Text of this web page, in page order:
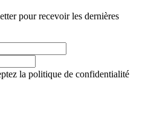
pour recevoir les dernières
la politique de confidentialité